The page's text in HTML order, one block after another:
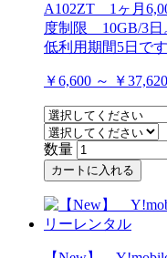
A102ZT 1ヶ月
度制限 10GB/3日
低利用期間5日です
￥6,600 ～ ￥37,620
数量
カートに入れる